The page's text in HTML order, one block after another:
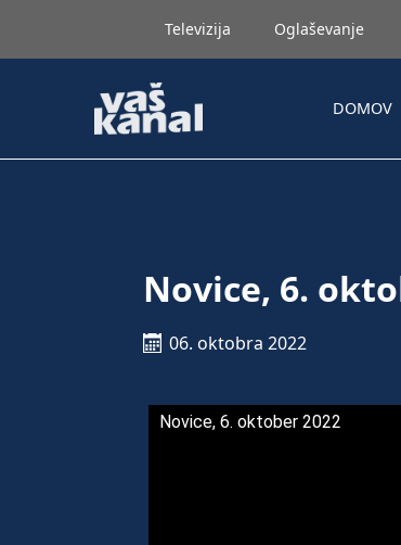
Televizija Oglaševanje
DOMOV
Novice, 6.
06. oktobra 2022
Novice, 6. oktober 2022